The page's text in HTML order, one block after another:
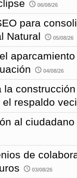
06/08/26
para
Natural
05/08/26
04/08/26
la
respaldo
al
de
03/08/26